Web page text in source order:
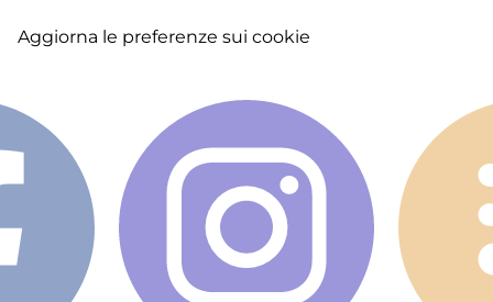
Aggiorna le preferenze sui cookie